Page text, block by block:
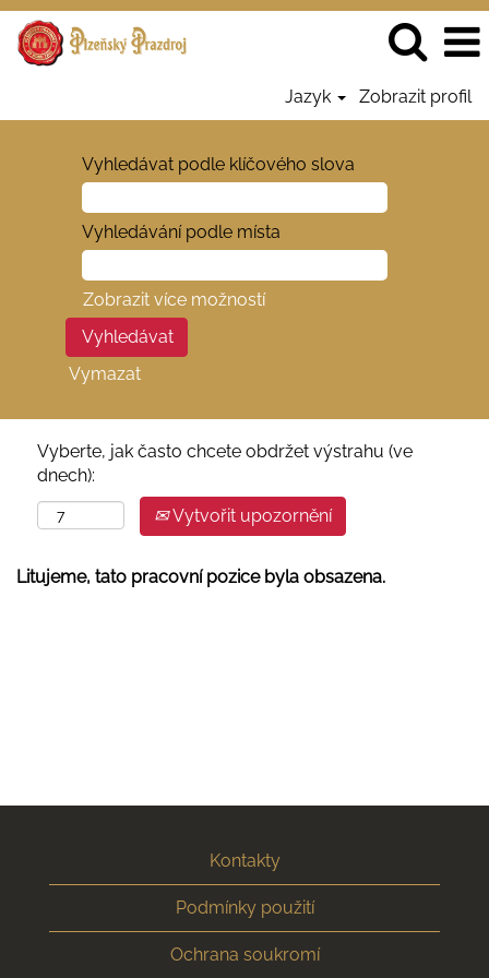
Jazyk Zobrazit profil
Vyhledávat podle klíčového slova
Vyhledávání podle místa
Zobrazit více možností
Vymazat
Vyberte, jak často chcete obdržet výstrahu (ve
dnech):
Vytvořit upozornění
Litujeme, tato pracovní pozice byla obsazena.
Kontakty
Podmínky použití
Ochrana soukromí